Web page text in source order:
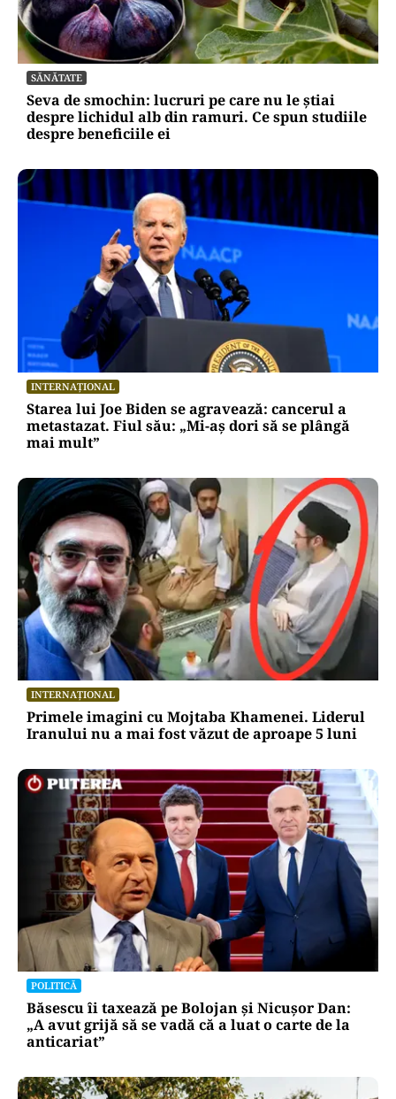
SĂNĂTATE
Seva de smochin: lucruri pe care nu le știai
despre lichidul alb din ramuri. Ce spun studiile
despre beneficiile ei
INTERNAȚIONAL
Starea lui Joe Biden se agravează: cancerul a
metastazat. Fiul său: „Mi-aș dori să se plângă
mai mult”
INTERNAȚIONAL
Primele imagini cu Mojtaba Khamenei. Liderul
Iranului nu a mai fost văzut de aproape 5 luni
POLITICĂ
Băsescu îi taxează pe Bolojan și Nicușor Dan:
„A avut grijă să se vadă că a luat o carte de la
anticariat”